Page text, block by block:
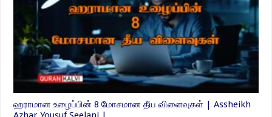
ஹராமான உழைப்பின் 8 மோசமான தீய விளைவுகள் | Assheikh